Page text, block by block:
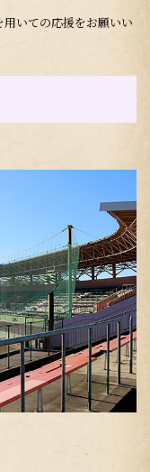
いての応援をお願いい